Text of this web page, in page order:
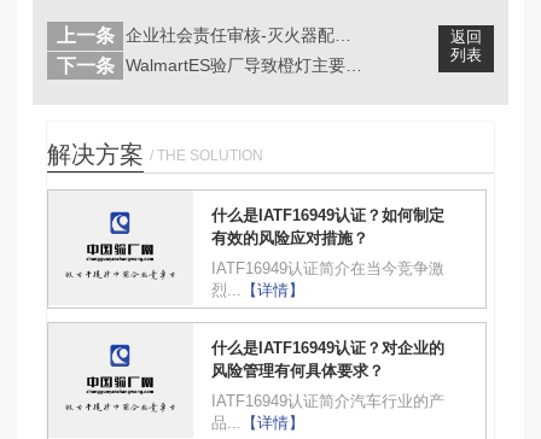
返回
列表
上一条
下一条
解决方案 / THE SOLUTION
什么是IATF16949认证？如何制定
有效的风险应对措施？
IATF16949认证简介在当今竞争激
烈...
【详情】
什么是IATF16949认证？对企业的
风险管理有何具体要求？
IATF16949认证简介汽车行业的产
品...
【详情】